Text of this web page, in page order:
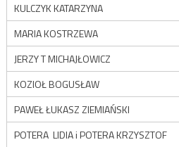
KULCZYK KATARZYNA
MARIA KOSTRZEWA
JERZY T MICHAJŁOWICZ
KOZIOŁ BOGUSŁAW
PAWEŁ ŁUKASZ ZIEMIAŃSKI
POTERA LIDIA i POTERA KRZYSZTOF